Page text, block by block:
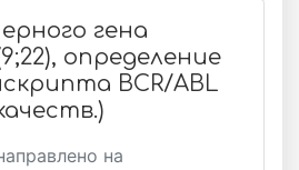
гена
определение
BCR/ABL
на